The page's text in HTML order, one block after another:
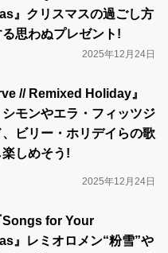
』クリスマスの過ごし方
思わぬプレゼント!
2025年12月24日
// Remixed Holiday』
モンやエラ・フィッツジ
、ビリー・ホリデイらの歌
しめそう!
2025年12月24日
Songs for Your
』レミオロメン“粉雪”や